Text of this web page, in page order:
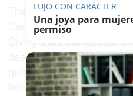
Tras el aviso, el centro
Centro de Emergencias
Civil y a los bomberos.
desplazó hasta el lugar
que fue trasladada
helisuperficie del 112 y
LUJO CON CARÁCTER
Una joya para
permiso